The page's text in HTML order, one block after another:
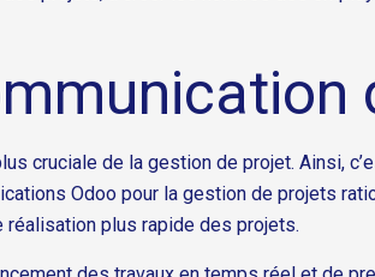
cruciale de la gestion de projet. Ainsi,
Odoo pour la gestion de projets
réalisation plus rapide des projets.